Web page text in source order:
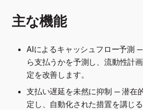
主な機能
AIによるキャッシュフロー予測
ら支払うかを予測し、流動性計
定を改善します。
支払い遅延を未然に抑制 — 潜在
定し、自動化された措置を講じ